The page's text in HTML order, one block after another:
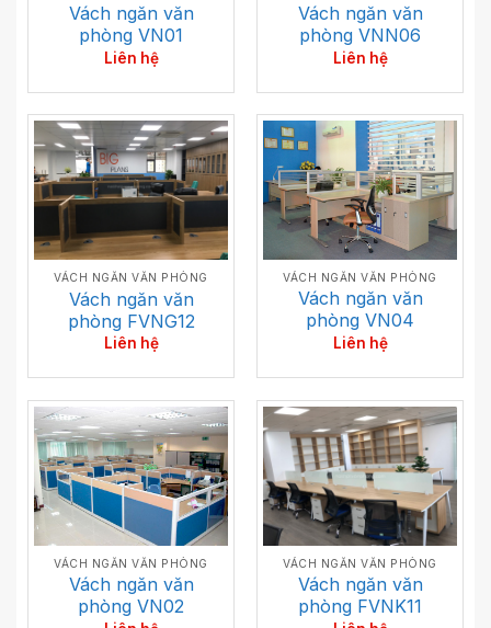
Vách ngăn văn
phòng VN01
Liên hệ
Vách ngăn văn
phòng VNN06
Liên hệ
VÁCH NGĂN VĂN PHÒNG
Vách ngăn văn
phòng FVNG12
Liên hệ
VÁCH NGĂN VĂN PHÒNG
Vách ngăn văn
phòng VN04
Liên hệ
VÁCH NGĂN VĂN PHÒNG
Vách ngăn văn
phòng VN02
VÁCH NGĂN VĂN PHÒNG
Vách ngăn văn
phòng FVNK11